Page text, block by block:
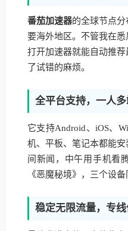
番茄加速器的全球节点
要海外地区。不管我在悉
打开加速器就能自动推
了试错的麻烦。
全平台支持，一人多
它支持Android、iOS、
机、平板、笔记本都能
间新闻，中午用手机看
《恶魔秘境》，三个设
稳定无限流量，专